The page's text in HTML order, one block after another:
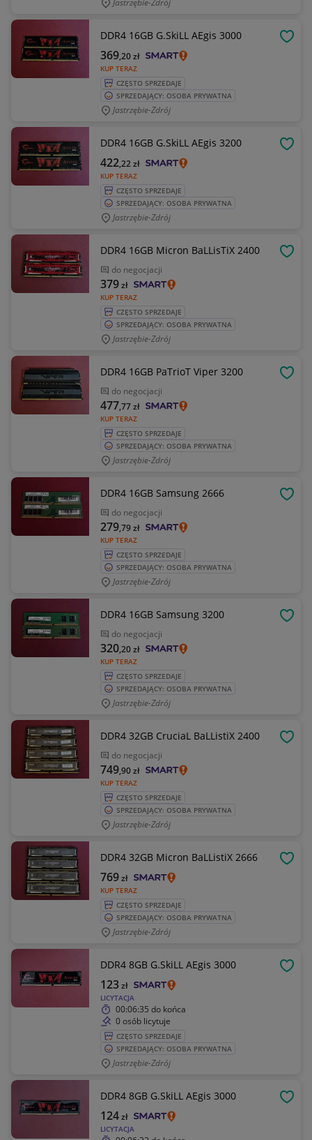
Jastrzębie-Zdrój
DDR4 16GB G.SkiLL AEgis 3000
KUP TERAZ
369,20zł
CZĘSTO SPRZEDAJE
SPRZEDAJĄCY: OSOBA PRYWATNA
Jastrzębie-Zdrój
DDR4 16GB G.SkiLL AEgis 3200
KUP TERAZ
422,22zł
CZĘSTO SPRZEDAJE
SPRZEDAJĄCY: OSOBA PRYWATNA
Jastrzębie-Zdrój
DDR4 16GB Micron BaLLisTiX 2400
do negocjacji
KUP TERAZ
379zł
CZĘSTO SPRZEDAJE
SPRZEDAJĄCY: OSOBA PRYWATNA
Jastrzębie-Zdrój
DDR4 16GB PaTrioT Viper 3200
do negocjacji
KUP TERAZ
477,77zł
CZĘSTO SPRZEDAJE
SPRZEDAJĄCY: OSOBA PRYWATNA
Jastrzębie-Zdrój
DDR4 16GB Samsung 2666
do negocjacji
KUP TERAZ
279,79zł
CZĘSTO SPRZEDAJE
SPRZEDAJĄCY: OSOBA PRYWATNA
Jastrzębie-Zdrój
DDR4 16GB Samsung 3200
do negocjacji
KUP TERAZ
320,20zł
CZĘSTO SPRZEDAJE
SPRZEDAJĄCY: OSOBA PRYWATNA
Jastrzębie-Zdrój
DDR4 32GB CruciaL BaLListiX 2400
do negocjacji
KUP TERAZ
749,90zł
CZĘSTO SPRZEDAJE
SPRZEDAJĄCY: OSOBA PRYWATNA
Jastrzębie-Zdrój
DDR4 32GB Micron BaLListiX 2666
KUP TERAZ
769zł
CZĘSTO SPRZEDAJE
SPRZEDAJĄCY: OSOBA PRYWATNA
Jastrzębie-Zdrój
DDR4 8GB G.SkiLL AEgis 3000
LICYTACJA
123zł
00:06:35 do końca
0 osób licytuje
CZĘSTO SPRZEDAJE
SPRZEDAJĄCY: OSOBA PRYWATNA
Jastrzębie-Zdrój
DDR4 8GB G.SkiLL AEgis 3000
LICYTACJA
124zł